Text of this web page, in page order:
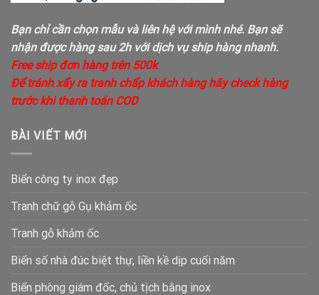
Bạn chỉ cần chọn mẫu và liên hệ với mình nhé. Bạn sẽ
nhận được hàng sau 2h với dịch vụ ship hàng nhanh.
Free ship đơn hàng trên 500k
Để tránh xẩy ra tranh chấp khách hàng hãy check hàng
trước khi thanh toán COD
BÀI VIẾT MỚI
Biển công ty inox đẹp
Tranh chữ gỗ Gụ khảm ốc
Tranh gỗ khảm ốc
Biển số nhà đúc biệt thự, liền kề dịp cuối năm
Biển phòng giám đốc, chủ tịch bằng inox